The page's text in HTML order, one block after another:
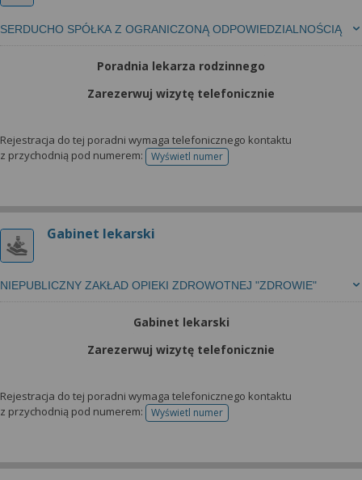
SERDUCHO SPÓŁKA Z OGRANICZONĄ ODPOWIEDZIALNOŚCIĄ
Poradnia lekarza rodzinnego
Zarezerwuj wizytę telefonicznie
Rejestracja do tej poradni wymaga telefonicznego kontaktu
z przychodnią pod numerem:
Wyświetl numertelefonu do rejestracji
Gabinet lekarski
NIEPUBLICZNY ZAKŁAD OPIEKI ZDROWOTNEJ "ZDROWIE"
Gabinet lekarski
Zarezerwuj wizytę telefonicznie
Rejestracja do tej poradni wymaga telefonicznego kontaktu
z przychodnią pod numerem:
Wyświetl numertelefonu do rejestracji